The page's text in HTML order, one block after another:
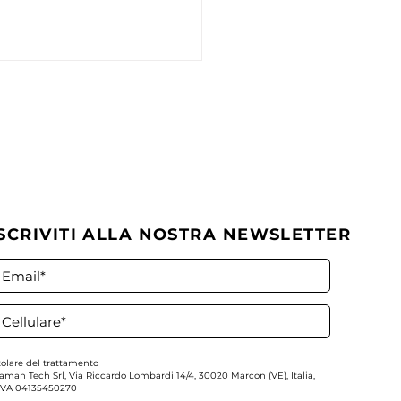
di investimento in
10 attuali idee per il
ALLA NOSTRA NEWSLETTER
del trattamento
Tech Srl, Via Riccardo Lombardi 14/4, 30020 Marcon (VE), Italia,
04135450270